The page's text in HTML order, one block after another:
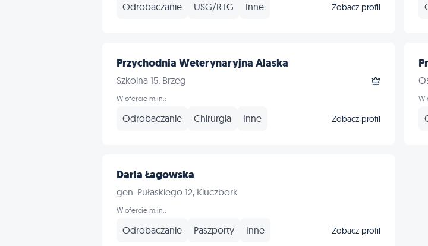
Odrobaczanie USG/RTG Inne Zobacz profil
Przychodnia Weterynaryjna Alaska
Szkolna 15, Brzeg
W ofercie m.in.:
Odrobaczanie Chirurgia Inne Zobacz profil
W
Daria Łagowska
gen. Pułaskiego 12, Kluczbork
W ofercie m.in.:
Odrobaczanie Paszporty Inne Zobacz profil